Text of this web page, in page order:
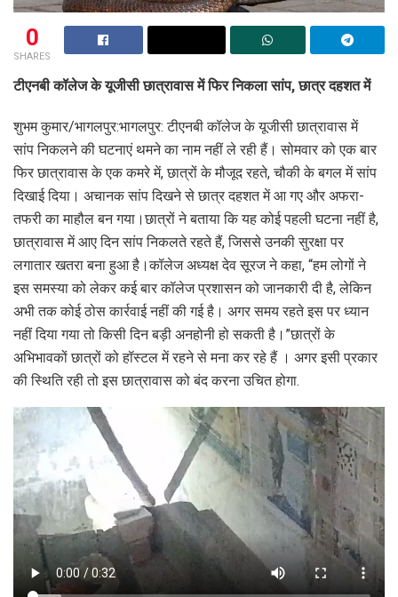
0
SHARES
टीएनबी कॉलेज के यूजीसी छात्रावास में फिर निकला सांप, छात्र दहशत में
शुभम कुमार/भागलपुर:भागलपुर: टीएनबी कॉलेज के यूजीसी छात्रावास में
सांप निकलने की घटनाएं थमने का नाम नहीं ले रही हैं। सोमवार को एक बार
फिर छात्रावास के एक कमरे में, छात्रों के मौजूद रहते, चौकी के बगल में सांप
दिखाई दिया। अचानक सांप दिखने से छात्र दहशत में आ गए और अफरा-
तफरी का माहौल बन गया।छात्रों ने बताया कि यह कोई पहली घटना नहीं है,
छात्रावास में आए दिन सांप निकलते रहते हैं, जिससे उनकी सुरक्षा पर
लगातार खतरा बना हुआ है।कॉलेज अध्यक्ष देव सूरज ने कहा, “हम लोगों ने
इस समस्या को लेकर कई बार कॉलेज प्रशासन को जानकारी दी है, लेकिन
अभी तक कोई ठोस कार्रवाई नहीं की गई है। अगर समय रहते इस पर ध्यान
नहीं दिया गया तो किसी दिन बड़ी अनहोनी हो सकती है।”छात्रों के
अभिभावकों छात्रों को हॉस्टल में रहने से मना कर रहे हैं । अगर इसी प्रकार
की स्थिति रही तो इस छात्रावास को बंद करना उचित होगा.